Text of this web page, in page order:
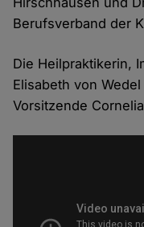
Berufsverband der
Die Heilpraktikerin,
Elisabeth von
Vorsitzende